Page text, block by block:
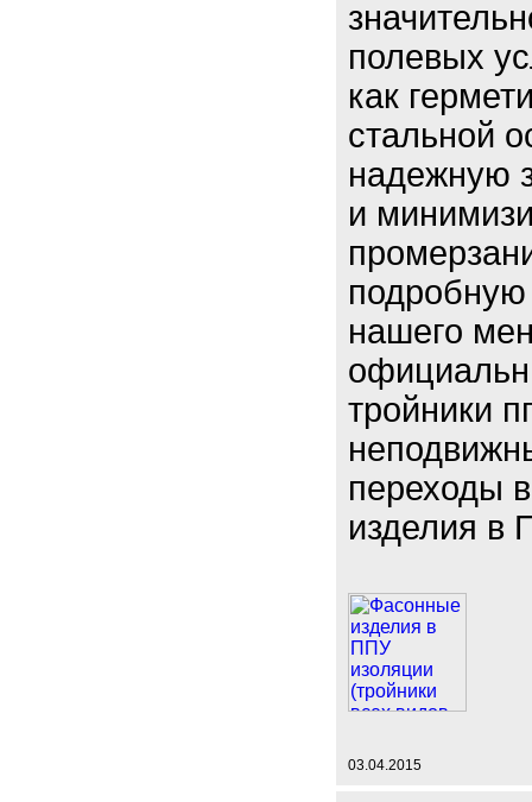
полевых
как
стальной
надежную
и
нашего
тройники
переходы
изделия в
03.04.2015